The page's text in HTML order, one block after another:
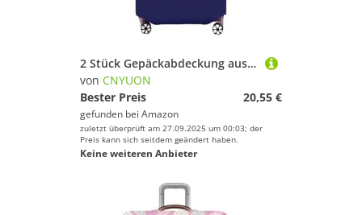
2 Stück Gepäckabdeckung aus Vliesstoff, Kofferschutz, Gepäck, Staubschutz, geeignet for 50,8–76, cm große Koffer mit goldenem Buchstabendruck(Blue U,26 inch)
von CNYUON
Bester Preis
20,55 €
gefunden bei Amazon
zuletzt überprüft am 27.09.2025 um 00:03; der
Preis kann sich seitdem geändert haben.
Keine weiteren Anbieter